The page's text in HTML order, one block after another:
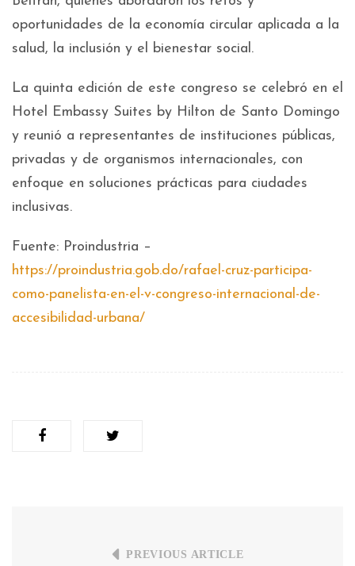
oportunidades de la economía circular aplicada a la
salud, la inclusión y el bienestar social.
La quinta edición de este congreso se celebró en el
Hotel Embassy Suites by Hilton de Santo Domingo
y reunió a representantes de instituciones públicas,
privadas y de organismos internacionales, con
enfoque en soluciones prácticas para ciudades
inclusivas.
Fuente: Proindustria –
https://proindustria.gob.do/rafael-cruz-participa-
como-panelista-en-el-v-congreso-internacional-de-
accesibilidad-urbana/
PREVIOUS ARTICLE